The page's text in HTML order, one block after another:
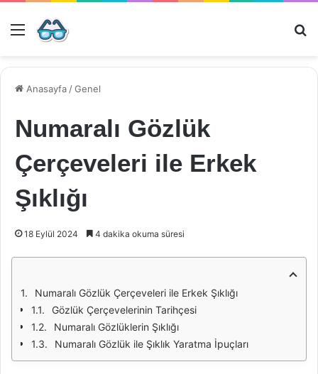
Menü
Anasayfa /Genel
Numaralı Gözlük
Çerçeveleri ile Erkek
Şıklığı
18 Eylül 2024 4 dakika okuma süresi
Numaralı Gözlük Çerçeveleri ile Erkek Şıklığı
Gözlük Çerçevelerinin Tarihçesi
Numaralı Gözlüklerin Şıklığı
Numaralı Gözlük ile Şıklık Yaratma İpuçları